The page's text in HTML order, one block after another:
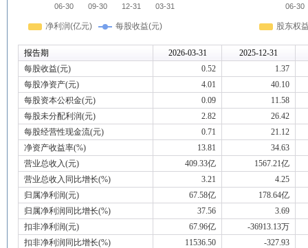
报告期 2026-03-31
2025-12-31
每股收益(元)
0.52
1.37
每股净资产(元)
4.01
40.10
每股资本公积金(元)
0.09
11.58
每股未分配利润(元)
2.82
26.42
每股经营性现金流(元)
0.71
21.12
净资产收益率(%)
13.81
34.63
营业总收入(元)
409.33亿
1567.21亿
营业总收入同比增长(%)
3.21
4.25
归属净利润(元)
67.58亿
178.64亿
归属净利润同比增长(%)
37.56
3.69
扣非净利润(元)
67.96亿
-36913.13万
扣非净利润同比增长(%)
11536.50
-327.93